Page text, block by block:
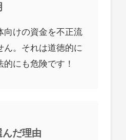
向けの資金を不正流
ん。それは道徳的に
にも危険です！
だ理由